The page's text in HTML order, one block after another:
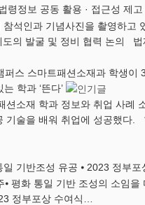
령정보 공동 활용 · 접근성 제고
석인과 기념사진을 촬영하
도의 발굴 및 정비 협력 논의
학과 ‘뜬다’
션소재 학과 정보와 취업 사
기술을 배워 취업에 성공했다
기반조성 유공 ⦁ 2023 정부
⦁ 평화 통일 기반 조성의 소임
정부포상 수여식…